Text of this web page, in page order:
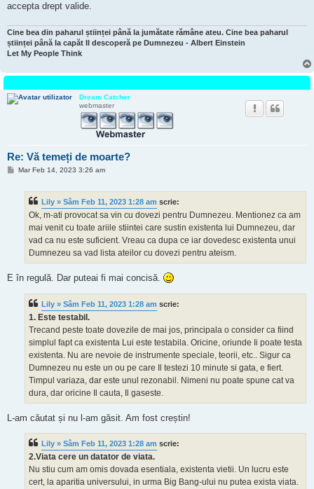
accepta drept valide.
Cine bea din paharul științei până la jumătate rămâne ateu. Cine bea paharul
științei până la capăt Il descoperă pe Dumnezeu - Albert Einstein
Let My People Think
Dream Catcher
webmaster
Re: Vă temeți de moarte?
MMar Feb 14, 2023 3:26 am
Lily » Sâm Feb 11, 2023 1:28 am scrie:
Ok, m-ati provocat sa vin cu dovezi pentru Dumnezeu. Mentionez ca am
mai venit cu toate ariile stiintei care sustin existenta lui Dumnezeu, dar
vad ca nu este suficient. Vreau ca dupa ce iar dovedesc existenta unui
Dumnezeu sa vad lista ateilor cu dovezi pentru ateism.
E în regulă. Dar puteai fi mai concisă.
Lily » Sâm Feb 11, 2023 1:28 am scrie:
1. Este testabil.
Trecand peste toate dovezile de mai jos, principala o consider ca fiind
simplul fapt ca existenta Lui este testabila. Oricine, oriunde Ii poate testa
existenta. Nu are nevoie de instrumente speciale, teorii, etc.. Sigur ca
Dumnezeu nu este un ou pe care Il testezi 10 minute si gata, e fiert.
Timpul variaza, dar este unul rezonabil. Nimeni nu poate spune cat va
dura, dar oricine Il cauta, Il gaseste.
L-am căutat și nu l-am găsit. Am fost creștin!
Lily » Sâm Feb 11, 2023 1:28 am scrie:
2.Viata cere un datator de viata.
Nu stiu cum am omis dovada esentiala, existenta vietii. Un lucru este
cert, la aparitia universului, in urma Big Bang-ului nu putea exista viata.